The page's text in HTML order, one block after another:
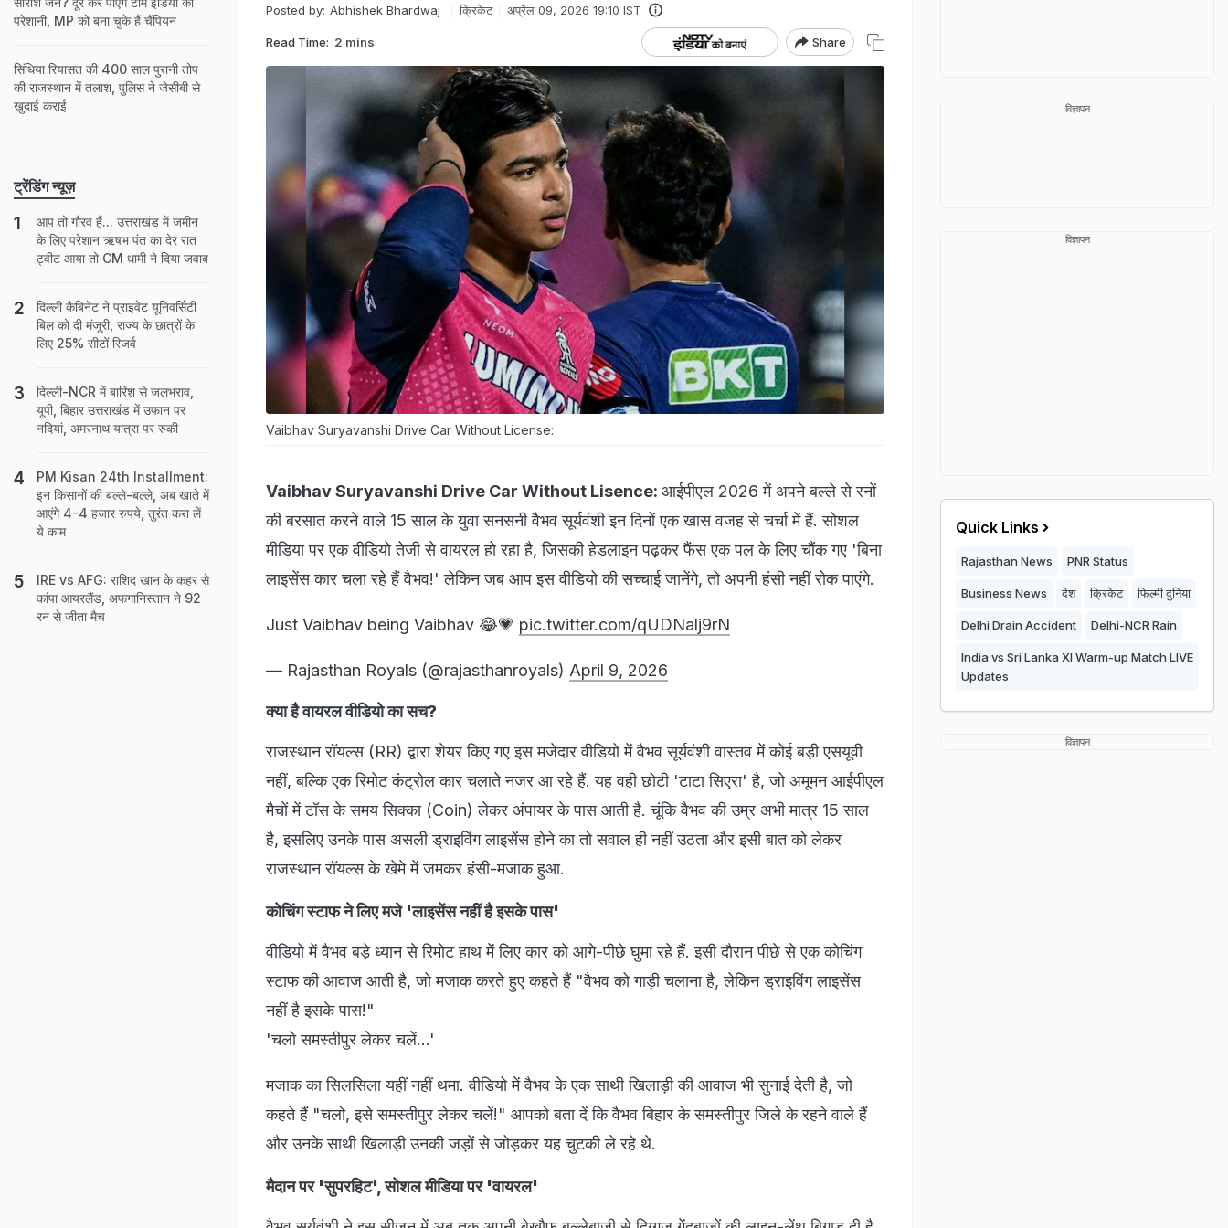
Posted by: Abhishek Bhardwaj क्रिकेट अप्रैल 09, 2026 19:10 IST
Read Time: 2 mins Share
Vaibhav Suryavanshi Drive Car Without License:
Vaibhav Suryavanshi Drive Car Without Lisence: आईपीएल 2026 में अपने बल्ले से रनों
की बरसात करने वाले 15 साल के युवा सनसनी वैभव सूर्यवंशी इन दिनों एक खास वजह से चर्चा में हैं. सोशल
मीडिया पर एक वीडियो तेजी से वायरल हो रहा है, जिसकी हेडलाइन पढ़कर फैंस एक पल के लिए चौंक गए 'बिना
लाइसेंस कार चला रहे हैं वैभव!' लेकिन जब आप इस वीडियो की सच्चाई जानेंगे, तो अपनी हंसी नहीं रोक पाएंगे.
Just Vaibhav being Vaibhav 😂💗 pic.twitter.com/qUDNalj9rN
— Rajasthan Royals (@rajasthanroyals) April 9, 2026
क्या है वायरल वीडियो का सच?
राजस्थान रॉयल्स (RR) द्वारा शेयर किए गए इस मजेदार वीडियो में वैभव सूर्यवंशी वास्तव में कोई बड़ी एसयूवी
नहीं, बल्कि एक रिमोट कंट्रोल कार चलाते नजर आ रहे हैं. यह वही छोटी 'टाटा सिएरा' है, जो अमूमन आईपीएल
मैचों में टॉस के समय सिक्का (Coin) लेकर अंपायर के पास आती है. चूंकि वैभव की उम्र अभी मात्र 15 साल
है, इसलिए उनके पास असली ड्राइविंग लाइसेंस होने का तो सवाल ही नहीं उठता और इसी बात को लेकर
राजस्थान रॉयल्स के खेमे में जमकर हंसी-मजाक हुआ.
कोचिंग स्टाफ ने लिए मजे 'लाइसेंस नहीं है इसके पास'
वीडियो में वैभव बड़े ध्यान से रिमोट हाथ में लिए कार को आगे-पीछे घुमा रहे हैं. इसी दौरान पीछे से एक कोचिंग
स्टाफ की आवाज आती है, जो मजाक करते हुए कहते हैं "वैभव को गाड़ी चलाना है, लेकिन ड्राइविंग लाइसेंस
नहीं है इसके पास!"
'चलो समस्तीपुर लेकर चलें...'
मजाक का सिलसिला यहीं नहीं थमा. वीडियो में वैभव के एक साथी खिलाड़ी की आवाज भी सुनाई देती है, जो
कहते हैं "चलो, इसे समस्तीपुर लेकर चलें!" आपको बता दें कि वैभव बिहार के समस्तीपुर जिले के रहने वाले हैं
और उनके साथी खिलाड़ी उनकी जड़ों से जोड़कर यह चुटकी ले रहे थे.
मैदान पर 'सुपरहिट', सोशल मीडिया पर 'वायरल'
परेशानी, MP को बना चुके हैं चैंपियन
सिंधिया रियासत की 400 साल पुरानी तोप
की राजस्थान में तलाश, पुलिस ने जेसीबी से
खुदाई कराई
ट्रेंडिंग न्यूज़
आप तो गौरव हैं... उत्तराखंड में जमीन
के लिए परेशान ऋषभ पंत का देर रात
ट्वीट आया तो CM धामी ने दिया जवाब
दिल्ली कैबिनेट ने प्राइवेट यूनिवर्सिटी
बिल को दी मंजूरी, राज्य के छात्रों के
लिए 25% सीटों रिजर्व
दिल्ली-NCR में बारिश से जलभराव,
यूपी, बिहार उत्तराखंड में उफान पर
नदियां, अमरनाथ यात्रा पर रुकी
PM Kisan 24th Installment:
इन किसानों की बल्ले-बल्ले, अब खाते में
आएंगे 4-4 हजार रुपये, तुरंत करा लें
ये काम
IRE vs AFG: राशिद खान के कहर से
कांपा आयरलैंड, अफगानिस्तान ने 92
रन से जीता मैच
विज्ञापन
विज्ञापन
Quick Links
Rajasthan News PNR Status
Business News देश क्रिकेट फिल्मी दुनिया
Delhi Drain Accident Delhi-NCR Rain
India vs Sri Lanka XI Warm-up Match LIVE
Updates
विज्ञापन